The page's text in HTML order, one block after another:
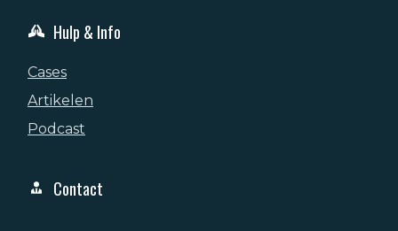
Hulp & Info
Cases
Artikelen
Podcast
Contact